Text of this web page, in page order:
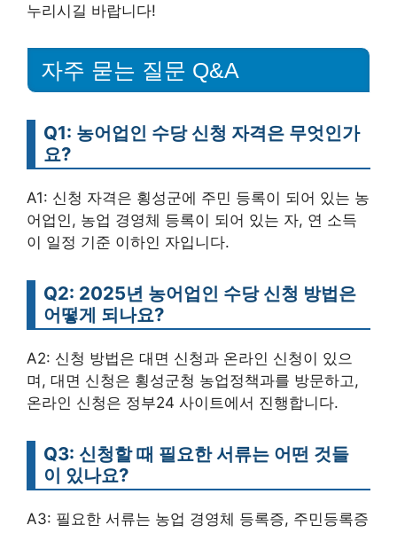
누리시길 바랍니다!
자주 묻는 질문 Q&A
Q1: 농어업인 수당 신청 자격은 무엇인가
요?
A1: 신청 자격은 횡성군에 주민 등록이 되어 있는 농
어업인, 농업 경영체 등록이 되어 있는 자, 연 소득
이 일정 기준 이하인 자입니다.
Q2: 2025년 농어업인 수당 신청 방법은
어떻게 되나요?
A2: 신청 방법은 대면 신청과 온라인 신청이 있으
며, 대면 신청은 횡성군청 농업정책과를 방문하고,
온라인 신청은 정부24 사이트에서 진행합니다.
Q3: 신청할 때 필요한 서류는 어떤 것들
이 있나요?
A3: 필요한 서류는 농업 경영체 등록증, 주민등록증